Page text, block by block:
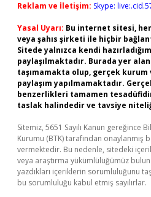
Reklam ve İletişim: Skype:
Yasal Uyarı: Bu internet sitesi,
veya şahıs şirketi ile hiçbir
Sitede yalnızca kendi
paylaşılmaktadır. Burada yer
taşımamakta olup, gerçek kurum
paylaşım yapılmamaktadır.
benzerlikleri tamamen
taslak halindedir ve tavsiye
Sitemiz, 5651 Sayılı Kanun gereğince
Kurumu (BTK) tarafından onaylanmış
vermektedir. Bu nedenle, sitedeki
veya araştırma yükümlülüğümüz
yazdıkları içeriklerin sorumluluğunu
bu sorumluluğu kabul etmiş sayılırlar.